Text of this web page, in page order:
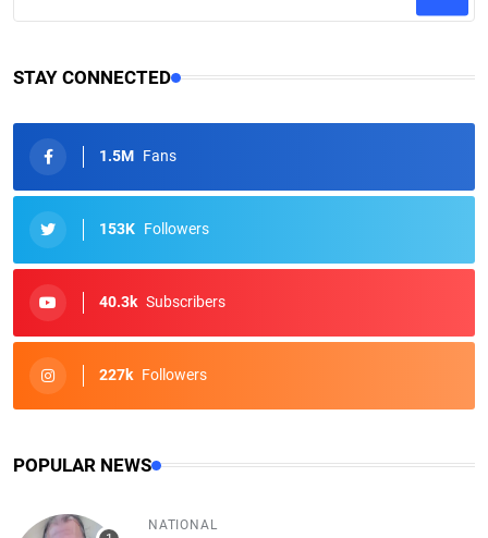
STAY CONNECTED
1.5M Fans
153K Followers
40.3k Subscribers
227k Followers
POPULAR NEWS
NATIONAL